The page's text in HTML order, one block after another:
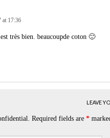
at 17:36
très bien. beaucoupde coton 🙂
LEAVE
Required fields are *